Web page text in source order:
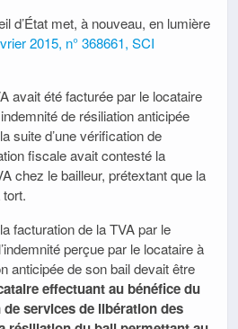
d’État met, à nouveau, en lumière
2015, n° 368661, SCI
avait été facturée par le locataire
de résiliation anticipée
suite d’une vérification de
fiscale avait contesté la
chez le bailleur, prétextant que la
facturation de la TVA par le
perçue par le locataire à
anticipée de son bail devait être
effectuant au bénéfice du
services de libération des